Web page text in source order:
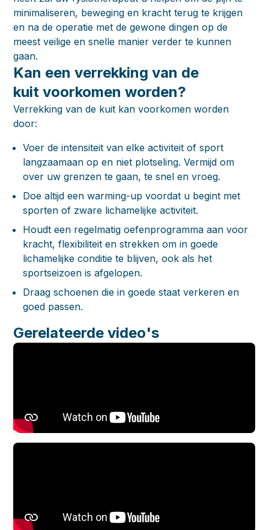
minimaliseren, beweging en kracht terug te krijgen
en na de operatie met de gewone dingen op de
meest veilige en snelle manier verder te kunnen
gaan.
Kan een verrekking van de
kuit voorkomen worden?
Verrekking van de kuit kan voorkomen worden
door:
Voer de intensiteit van elke activiteit of sport
langzaamaan op en niet plotseling. Vermijd om
over uw grenzen te gaan, te snel en vroeg.
Doe altijd een warming-up voordat u begint met
sporten of zware lichamelijke activiteit.
Houdt een regelmatig oefenprogramma aan voor
kracht, flexibiliteit en strekken om in goede
lichamelijke conditie te blijven, ook als het
sportseizoen is afgelopen.
Draag schoenen die in goede staat verkeren en
goed passen.
Gerelateerde video's